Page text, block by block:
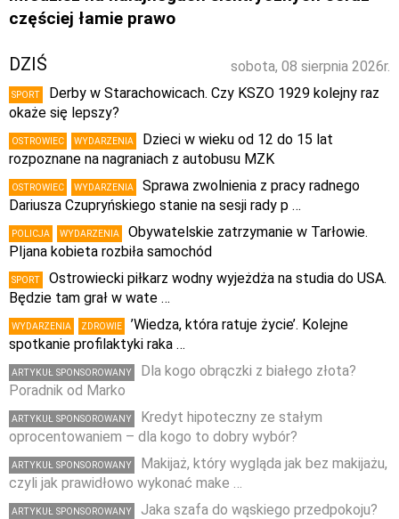
częściej łamie prawo
sobota, 08 sierpnia 2026r.
DZIŚ
SPORT
Derby w Starachowicach. Czy KSZO 1929 kolejny raz
okaże się lepszy?
OSTROWIEC WYDARZENIA
Dzieci w wieku od 12 do 15 lat
rozpoznane na nagraniach z autobusu MZK
OSTROWIEC WYDARZENIA
Sprawa zwolnienia z pracy radnego
Dariusza Czupryńskiego stanie na sesji rady p …
POLICJA WYDARZENIA
Obywatelskie zatrzymanie w Tarłowie.
PIjana kobieta rozbiła samochód
SPORT
Ostrowiecki piłkarz wodny wyjeżdża na studia do USA.
Będzie tam grał w wate …
WYDARZENIA ZDROWIE
’Wiedza, która ratuje życie’. Kolejne
spotkanie profilaktyki raka …
ARTYKUŁ SPONSOROWANY
Dla kogo obrączki z białego złota?
Poradnik od Marko
ARTYKUŁ SPONSOROWANY
Kredyt hipoteczny ze stałym
oprocentowaniem – dla kogo to dobry wybór?
ARTYKUŁ SPONSOROWANY
Makijaż, który wygląda jak bez makijażu,
czyli jak prawidłowo wykonać make …
ARTYKUŁ SPONSOROWANY
Jaka szafa do wąskiego przedpokoju?